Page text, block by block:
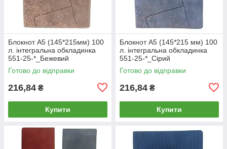
Блокнот А5 (145*215мм) 100
л. інтегральна обкладинка
551-25-*_Бежевий
Готово до відправки
216,84 ₴
Купити
Блокнот А5 (145*215 мм) 100
л. інтегральна обкладинка
551-25-*_Сірий
Готово до відправки
216,84 ₴
Купити